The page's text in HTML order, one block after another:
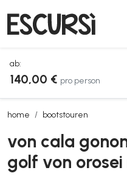
ab:
140,00 € pro person
home bootstouren
von cala gonone: bootstour
von cala
golf von